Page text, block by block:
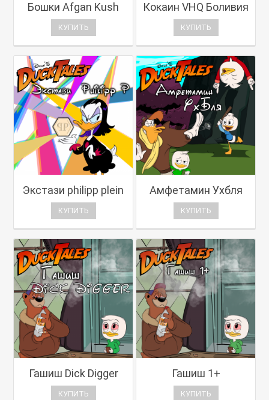
Бошки Afgan Kush
КУПИТЬ
Кокаин VHQ Боливия
КУПИТЬ
Экстази philipp plein
КУПИТЬ
Амфетамин Ухбля
КУПИТЬ
Гашиш Dick Digger
КУПИТЬ
Гашиш 1+
КУПИТЬ